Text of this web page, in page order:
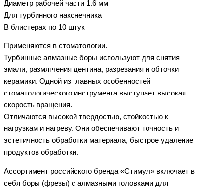
Диаметр рабочей части 1.6 мм
Для турбинного наконечника
В блистерах по 10 штук
Применяются в стоматологии.
Турбинные алмазные боры используют для снятия
эмали, размягчения дентина, разрезания и обточки
керамики. Одной из главных особенностей
стоматологического инструмента выступает высокая
скорость вращения.
Отличаются высокой твердостью, стойкостью к
нагрузкам и нагреву. Они обеспечивают точность и
эстетичность обработки материала, быстрое удаление
продуктов обработки.
Ассортимент российского бренда «Стимул» включает в
себя боры (фрезы) с алмазными головками для